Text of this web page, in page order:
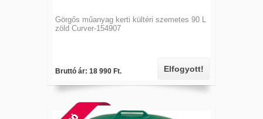
Görgős műanyag kerti kültéri szemetes 90 L
zöld Curver-154907
Bruttó ár: 18 990 Ft. Elfogyott!